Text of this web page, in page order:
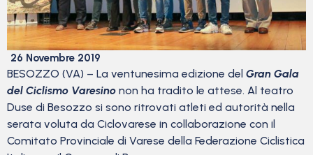
26 Novembre 2019
BESOZZO (VA) – La ventunesima edizione del Gran Gala
del Ciclismo Varesino non ha tradito le attese. Al teatro
Duse di Besozzo si sono ritrovati atleti ed autorità nella
serata voluta da Ciclovarese in collaborazione con il
Comitato Provinciale di Varese della Federazione Ciclistica